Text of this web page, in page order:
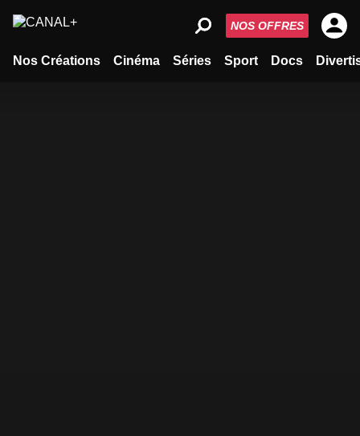
Nos Créations Cinéma Séries Sport Docs
NOS OFFRES